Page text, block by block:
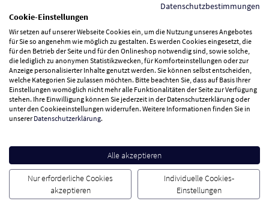
Vertrag widerrufen
Zahlungsarten
Wir versenden mit
Besuchen Sie uns
Cookie Einstellungen AGB Datenschutz Impressum
Datenschutzbestimmungen
Cookie-Einstellungen
Wir setzen auf unserer Webseite Cookies ein, um die Nutzung unseres Angebotes
für Sie so angenehm wie möglich zu gestalten. Es werden Cookies eingesetzt, die
für den Betrieb der Seite und für den Onlineshop notwendig sind, sowie solche,
die lediglich zu anonymen Statistikzwecken, für Komforteinstellungen oder zur
Anzeige personalisierter Inhalte genutzt werden. Sie können selbst entscheiden,
welche Kategorien Sie zulassen möchten. Bitte beachten Sie, dass auf Basis Ihrer
Einstellungen womöglich nicht mehr alle Funktionalitäten der Seite zur Verfügung
stehen. Ihre Einwilligung können Sie jederzeit in der Datenschutzerklärung oder
unter den Cookieeinstellungen widerrufen. Weitere Informationen finden Sie in
unsererDatenschutzerklärung.
Alle akzeptieren
Nur erforderliche Cookies
akzeptieren
Individuelle Cookies-
Einstellungen